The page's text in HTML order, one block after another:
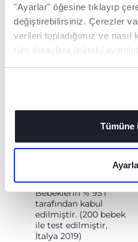
"Ayarlar" öğesine tıklayıp
değiştirebilirsiniz. Çerezler
verileri topladığımız ve nasıl
tüm detaylara linkteki
Tümüne
Bebeğimi
kolaysa
sakinleştirdi ve
rahatlattı.
daha rahat ve
Bebeklerin % 95'i
tarafından kabul
edilmiştir. (200 bebek
ile test edilmiştir,
İtalya 2019)